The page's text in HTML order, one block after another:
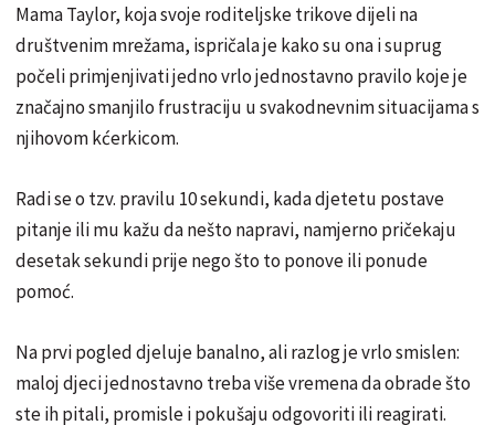
Mama Taylor, koja svoje roditeljske trikove dijeli na
društvenim mrežama, ispričala je kako su ona i suprug
počeli primjenjivati jedno vrlo jednostavno pravilo koje je
značajno smanjilo frustraciju u svakodnevnim situacijama s
njihovom kćerkicom.
Radi se o tzv. pravilu 10 sekundi, kada djetetu postave
pitanje ili mu kažu da nešto napravi, namjerno pričekaju
desetak sekundi prije nego što to ponove ili ponude
pomoć.
Na prvi pogled djeluje banalno, ali razlog je vrlo smislen:
maloj djeci jednostavno treba više vremena da obrade što
ste ih pitali, promisle i pokušaju odgovoriti ili reagirati.